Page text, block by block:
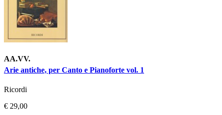
AA.VV.
Arie antiche, per Canto e Pianoforte vol. 1
Ricordi
€ 29,00